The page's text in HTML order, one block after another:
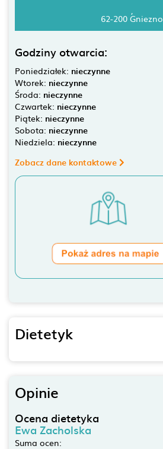
62-200 Gniezno
Godziny otwarcia:
Poniedziałek: nieczynne
Wtorek: nieczynne
Środa: nieczynne
Czwartek: nieczynne
Piątek: nieczynne
Sobota: nieczynne
Niedziela: nieczynne
Zobacz dane kontaktowe
Dietetyk
Opinie
Ocena dietetyka
Ewa Zacholska
Suma ocen: